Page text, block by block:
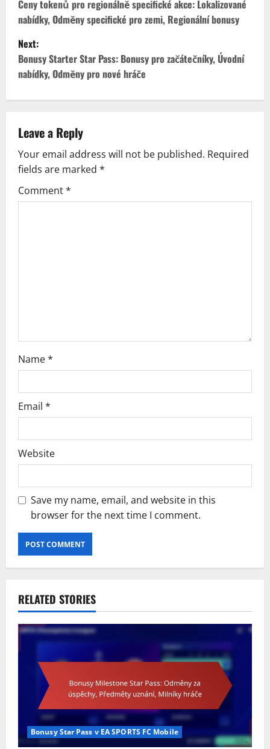
o
s
t
n
v
i
g
Ceny tokenů pro regionálně specifické akce: Lokalizované
nabídky, Odměny specifické pro zemi, Regionální bonusy
Next:
Bonusy Starter Star Pass: Bonusy pro začátečníky, Úvodní
nabídky, Odměny pro nové hráče
Leave a Reply
Your email address will not be published. Required
fields are marked *
Comment*
Name*
Email *
Website
Save my name, email, and website in this
browser for the next time I comment.
RELATED STORIES
Bonusy Star Pass v EA SPORTS FC Mobile